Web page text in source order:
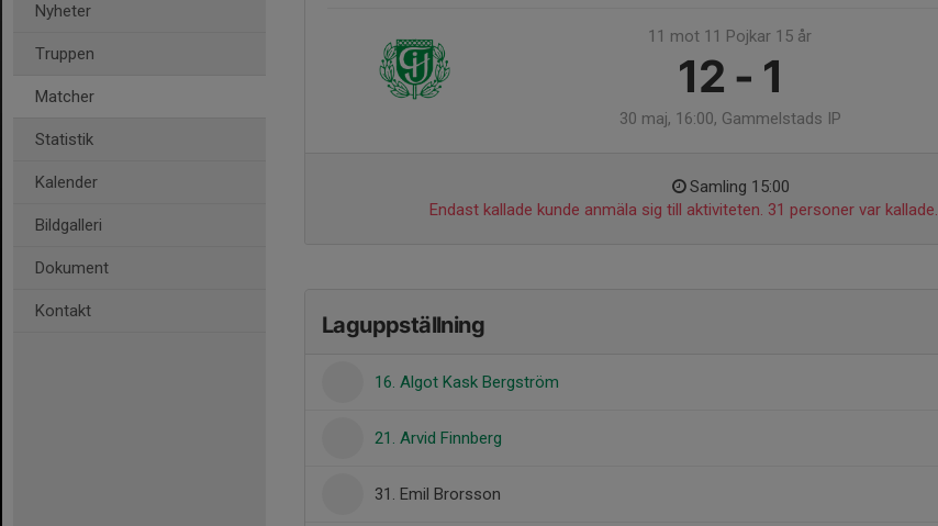
Nyheter
Truppen
Matcher
Statistik
Kalender
Bildgalleri
Dokument
Kontakt
11 mot 11 Pojkar 15 år
12 - 1
30 maj, 16:00, Gammelstads IP
Samling 15:00
Endast kallade kunde anmäla sig till aktiviteten. 31 personer var kallade.
Laguppställning
16. Algot Kask Bergström
21. Arvid Finnberg
31. Emil Brorsson